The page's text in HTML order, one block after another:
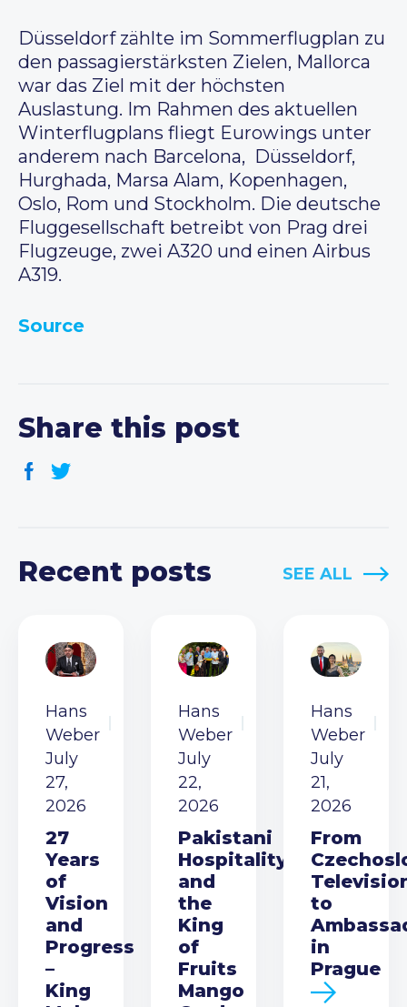
Düsseldorf zählte im Sommerflugplan zu
den passagierstärksten Zielen, Mallorca
war das Ziel mit der höchsten
Auslastung. Im Rahmen des aktuellen
Winterflugplans fliegt Eurowings unter
anderem nach Barcelona, ​ Düsseldorf,
Hurghada, Marsa Alam, Kopenhagen,
Oslo, Rom und Stockholm. Die deutsche
Fluggesellschaft betreibt von Prag drei
Flugzeuge, zwei A320 und einen Airbus
A319.
Source
Share this post
Recent posts SEE ALL
Hans
Weber
July
27,
2026
27
Years
of
Vision
and
Progress
–
King
Hans
Weber
July
22,
2026
Pakistani
Hospitality
and
the
King
of
Fruits
Mango
Hans
Weber
July
21,
2026
From
to
in
Prague